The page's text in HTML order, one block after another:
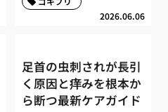
2026.06.06
足首の虫刺されが長引
く原因と痒みを根本か
ら断つ最新ケアガイド